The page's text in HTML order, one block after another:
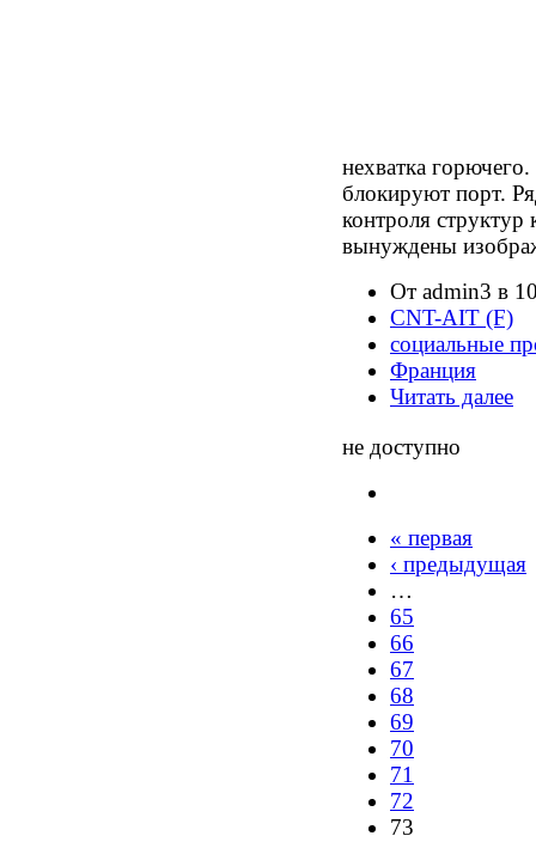
нехватка
блокируют порт.
контроля
вынуждены
От admin3 в
CNT-AIT (F)
социальные
Франция
Читать далее
не доступно
« первая
‹ предыдущая
…
65
66
67
68
69
70
71
72
73